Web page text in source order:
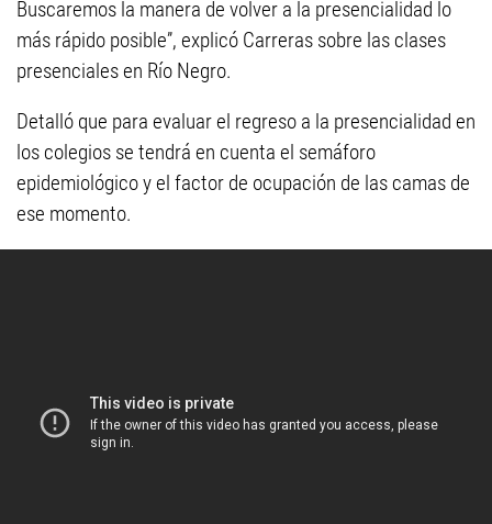
Buscaremos la manera de volver a la presencialidad lo
más rápido posible”, explicó Carreras sobre las clases
presenciales en Río Negro.
Detalló que para evaluar el regreso a la presencialidad en
los colegios se tendrá en cuenta el semáforo
epidemiológico y el factor de ocupación de las camas de
ese momento.